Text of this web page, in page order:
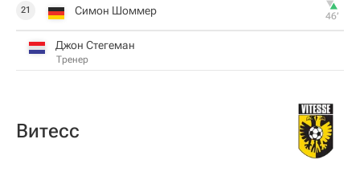
21 Симон Шоммер 46‎’‎
Джон Стегеман
Тренер
Витесс